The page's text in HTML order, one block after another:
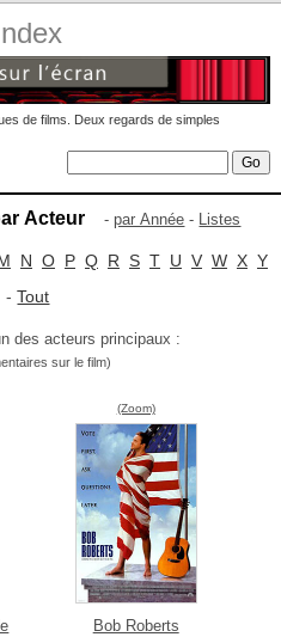
de films. Deux regards de simples
Acteur -par Année - Listes
N O P Q R S T U V W X Y
-Tout
des acteurs principaux :
sur le film)
(Zoom)
Bob Roberts